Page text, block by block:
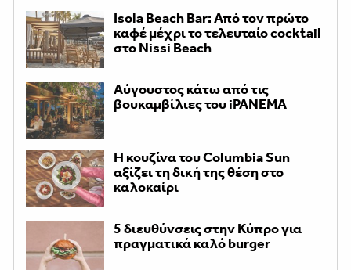
Isola Beach Bar: Από τον πρώτο
καφέ μέχρι το τελευταίο cocktail
στο Nissi Beach
Αύγουστος κάτω από τις
βουκαμβίλιες του iPANEMA
Η κουζίνα του Columbia Sun
αξίζει τη δική της θέση στο
καλοκαίρι
5 διευθύνσεις στην Κύπρο για
πραγματικά καλό burger